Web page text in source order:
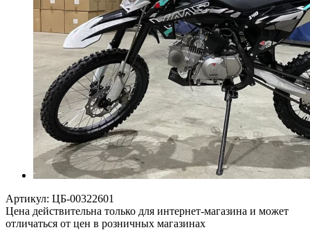
Артикул: ЦБ-00322601
Цена действительна только для интернет-магазина и может
отличаться от цен в розничных магазинах